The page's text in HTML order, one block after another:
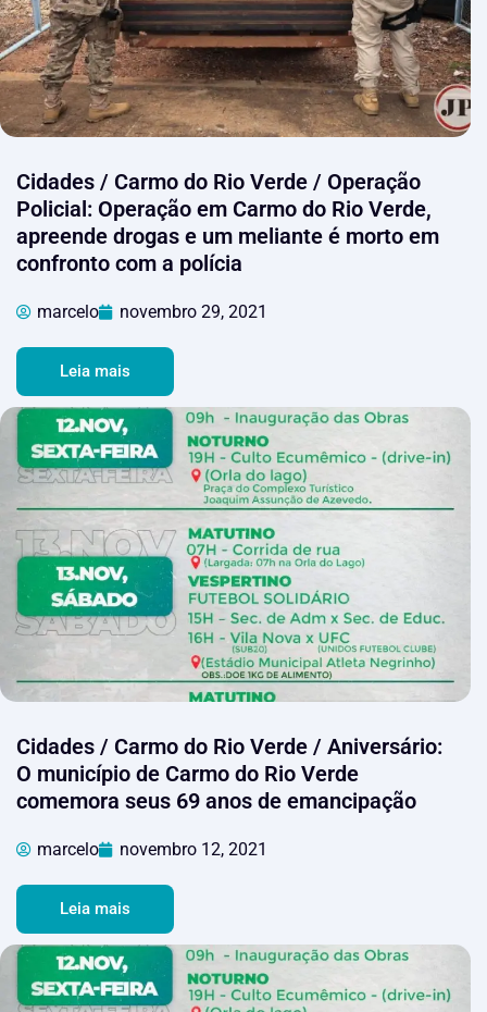
Cidades / Carmo do Rio Verde / Operação
Policial: Operação em Carmo do Rio Verde,
apreende drogas e um meliante é morto em
confronto com a polícia
marcelo novembro 29, 2021
Leia mais
Cidades / Carmo do Rio Verde / Aniversário:
O município de Carmo do Rio Verde
comemora seus 69 anos de emancipação
marcelo novembro 12, 2021
Leia mais